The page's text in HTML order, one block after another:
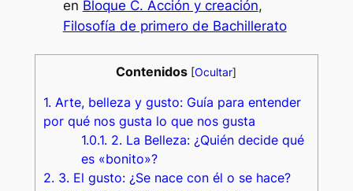
en Bloque C. Acción y creación
Filosofía de primero de Bachillerato
Contenidos [Ocultar]
1.Arte, belleza y gusto: Guía para entender
por qué nos gusta lo que nos gusta
1.0.1.2. La Belleza: ¿Quién decide qué
es «bonito»?
2.3. El gusto: ¿Se nace con él o se hace?